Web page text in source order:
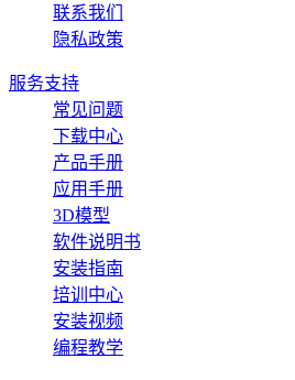
联系我们
隐私政策
服务支持
常见问题
下载中心
产品手册
应用手册
3D模型
软件说明书
安装指南
培训中心
安装视频
编程教学